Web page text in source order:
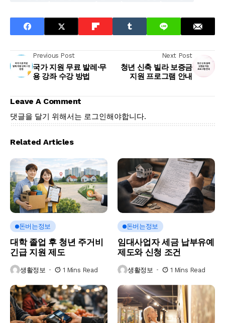
Previous Post
국가 지원 무료 발레·무
용 강좌 수강 방법
Next Post
청년 신축 빌라 보증금
지원 프로그램 안내
Leave A Comment
댓글을 달기 위해서는 로그인해야합니다.
Related Articles
돈버는정보
대학 졸업 후 청년 주거비
긴급 지원 제도
생활정보 1 Mins Read
돈버는정보
임대사업자 세금 납부유예
제도와 신청 조건
생활정보 1 Mins Read